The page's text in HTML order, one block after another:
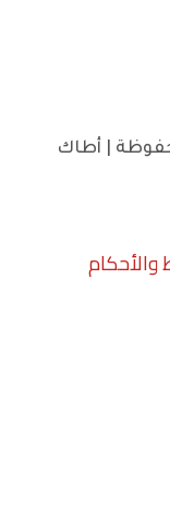
محفوظة | أطاك
والأحكام